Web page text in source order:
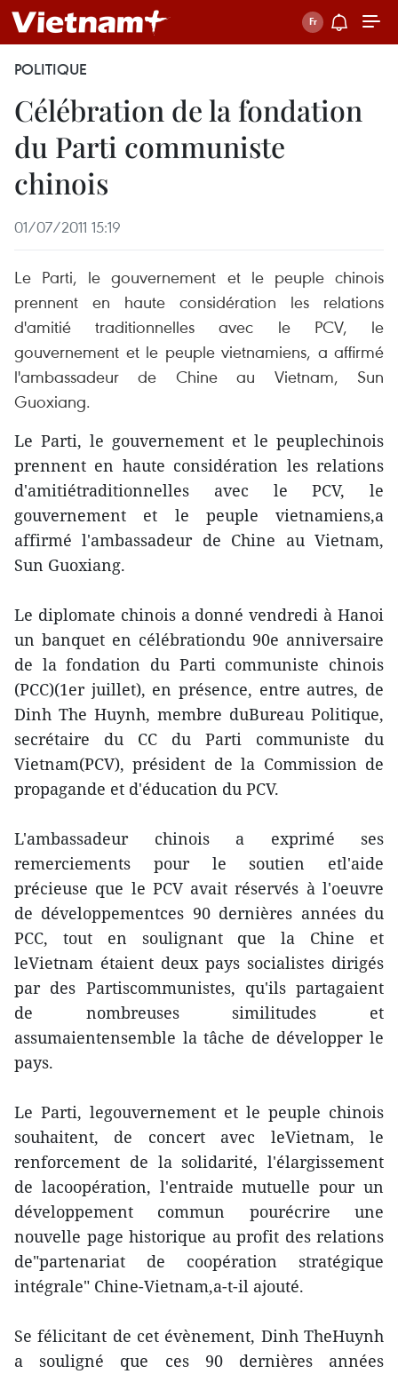
POLITIQUE
Célébration de la fondation
du Parti communiste
chinois
01/07/2011 15:19
Le Parti, le gouvernement et le peuple chinois
prennent en haute considération les relations
d'amitié traditionnelles avec le PCV, le
gouvernement et le peuple vietnamiens, a affirmé
l'ambassadeur de Chine au Vietnam, Sun
Guoxiang.
Le Parti, le gouvernement et le peuplechinois
prennent en haute considération les relations
d'amitiétraditionnelles avec le PCV, le
gouvernement et le peuple vietnamiens,a
affirmé l'ambassadeur de Chine au Vietnam,
Sun Guoxiang.
Le diplomate chinois a donné vendredi à Hanoi
un banquet en célébrationdu 90e anniversaire
de la fondation du Parti communiste chinois
(PCC)(1er juillet), en présence, entre autres, de
Dinh The Huynh, membre duBureau Politique,
secrétaire du CC du Parti communiste du
Vietnam(PCV), président de la Commission de
propagande et d'éducation du PCV.
L'ambassadeur chinois a exprimé ses
remerciements pour le soutien etl'aide
précieuse que le PCV avait réservés à l'oeuvre
de développementces 90 dernières années du
PCC, tout en soulignant que la Chine et
leVietnam étaient deux pays socialistes dirigés
par des Partiscommunistes, qu'ils partagaient
de nombreuses similitudes et
assumaientensemble la tâche de développer le
pays.
Le Parti, legouvernement et le peuple chinois
souhaitent, de concert avec leVietnam, le
renforcement de la solidarité, l'élargissement
de lacoopération, l'entraide mutuelle pour un
développement commun pourécrire une
nouvelle page historique au profit des relations
de"partenariat de coopération stratégique
intégrale" Chine-Vietnam,a-t-il ajouté.
Se félicitant de cet évènement, Dinh TheHuynh
a souligné que ces 90 dernières années